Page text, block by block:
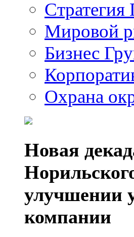
Мировой
Бизнес
Охрана
Новая
улучшении
компании